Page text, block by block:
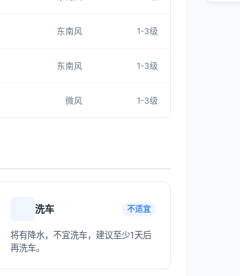
东南风 1-3级
东南风 1-3级
微风 1-3级
洗车 不适宜
将有降水，不宜洗车，建议至少1天后
再洗车。